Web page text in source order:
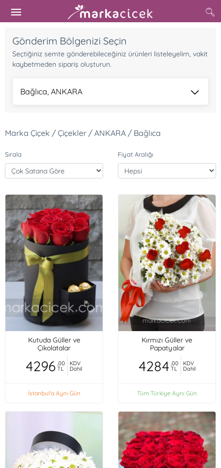
Gönderim Bölgenizi Seçin
Seçtiğiniz semte gönderebileceğiniz ürünleri listeleyelim, vakit
kaybetmeden sipariş oluşturun.
Bağlıca, ANKARA
Marka Çiçek / Çiçekler / ANKARA / Bağlıca
Sırala Fiyat Aralığı
Kutuda Güller ve
Çikolatalar
4296 ,00
TL
KDV
Dahil
İstanbul'a Aynı Gün
Kırmızı Güller ve
Papatyalar
4284 ,00
TL
KDV
Dahil
Tüm Türkiye Aynı Gün